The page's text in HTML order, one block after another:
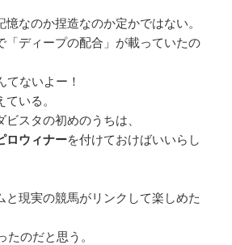
憶なのか捏造なのか定かではない。
「ディープの配合」が載っていたの
てないよー！
いる。
スタの初めのうちは、
ロウィナーを付けておけばいいらし
と現実の競馬がリンクして楽しめた
たのだと思う。